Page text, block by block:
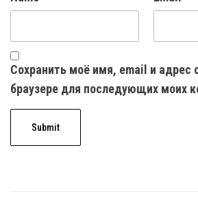
Сохранить моё имя, email и адрес
браузере для последующих моих